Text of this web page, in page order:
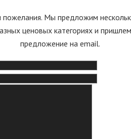
Мы предложим
ценовых категориях и
предложение на email.